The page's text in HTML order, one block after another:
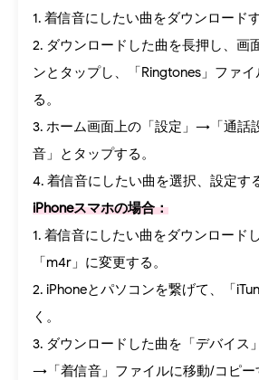
1. 着信音にしたい曲をダウンロードす
2. ダウンロードした曲を長押し、画
ンとタップし、「Ringtones」ファ
る。
3. ホーム画面上の「設定」→「通話
音」とタップする。
4. 着信音にしたい曲を選択、設定す
iPhoneスマホの場合：
1. 着信音にしたい曲をダウンロード
「m4r」に変更する。
2. iPhoneとパソコンを繋げて、「
く。
3. ダウンロードした曲を「デバイス
→「着信音」ファイルに移動/コピー